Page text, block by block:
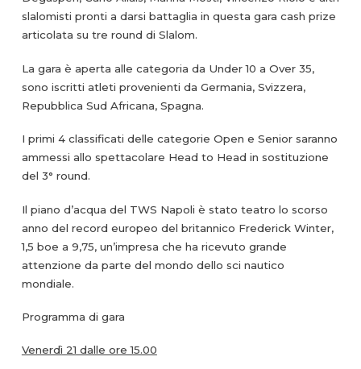
slalomisti pronti a darsi battaglia in questa gara cash prize
articolata su tre round di Slalom.
La gara è aperta alle categoria da Under 10 a Over 35,
sono iscritti atleti provenienti da Germania, Svizzera,
Repubblica Sud Africana, Spagna.
I primi 4 classificati delle categorie Open e Senior saranno
ammessi allo spettacolare Head to Head in sostituzione
del 3° round.
Il piano d’acqua del TWS Napoli è stato teatro lo scorso
anno del record europeo del britannico Frederick Winter,
1,5 boe a 9,75, un’impresa che ha ricevuto grande
attenzione da parte del mondo dello sci nautico
mondiale.
Programma di gara
Venerdì 21 dalle ore 15.00